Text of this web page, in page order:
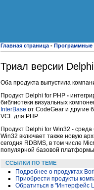
Главная страница - Программные
Триал версии
Оба продукта выпустила
Продукт Delphi for PHP -
библиотеки визуальных
InterBase от CodeGear и другие
VCL для PHP.
Продукт Delphi for Win32 -
Win32 включает также новую
сегодня RDBMS, в том числе
популярной базовой платформы.
ССЫЛКИ ПО ТЕМЕ
Подробнее о продуктах
Приобрести продукты
Обратиться в "Интерфейс